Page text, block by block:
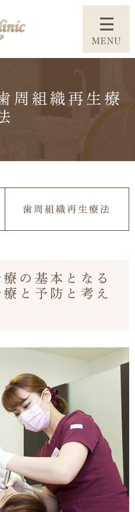
周組織再生療
歯周組織再生療法
の基本となる
と予防と考え